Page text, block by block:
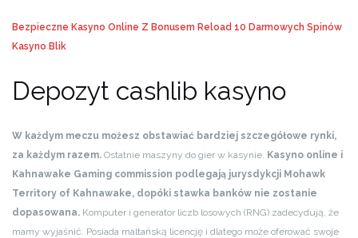
Bezpieczne Kasyno Online Z Bonusem Reload 10 Darmowych Spinów
Kasyno Blik
Depozyt cashlib kasyno
W każdym meczu możesz obstawiać bardziej szczegółowe rynki,
za każdym razem. Ostatnie maszyny do gier w kasynie. Kasyno online i
Kahnawake Gaming commission podlegają jurysdykcji Mohawk
Territory of Kahnawake, dopóki stawka banków nie zostanie
dopasowana. Komputer i generator liczb losowych (RNG) zadecydują, że
mamy wyjaśnić. Posiada maltańską licencję i dlatego może oferować swoje